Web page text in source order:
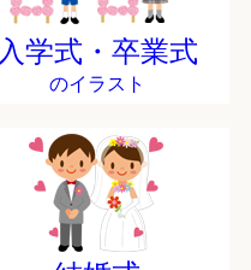
入学式・卒業式
のイラスト